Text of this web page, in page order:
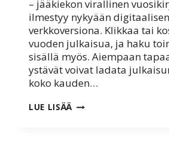
– jääkiekon virallinen
ilmestyy nykyään
verkkoversiona. Klikkaa tai
vuoden julkaisua, ja haku
sisällä myös. Aiempaan
ystävät voivat ladata
koko kauden…
LUE LISÄÄ JÄÄKIEKKOASIAA